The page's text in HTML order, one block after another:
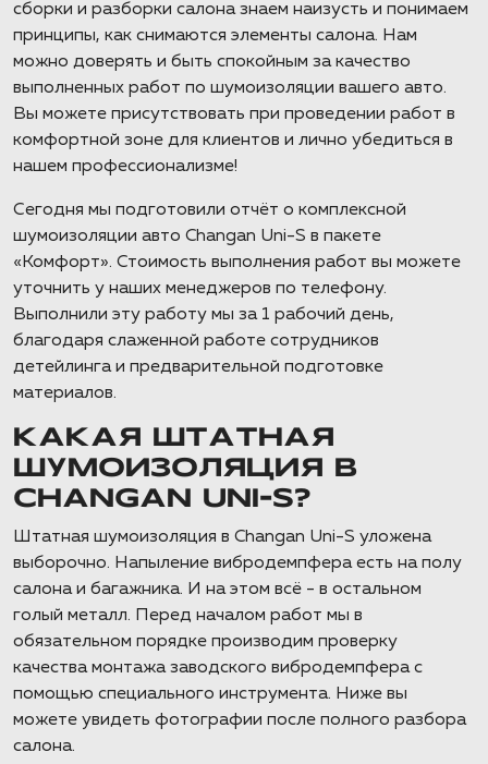
сборки и разборки салона знаем наизусть и понимаем
принципы, как снимаются элементы салона. Нам
можно доверять и быть спокойным за качество
выполненных работ по шумоизоляции вашего авто.
Вы можете присутствовать при проведении работ в
комфортной зоне для клиентов и лично убедиться в
нашем профессионализме!
Сегодня мы подготовили отчёт о комплексной
шумоизоляции авто Changan Uni-S в пакете
«Комфорт». Стоимость выполнения работ вы можете
уточнить у наших менеджеров по телефону.
Выполнили эту работу мы за 1 рабочий день,
благодаря слаженной работе сотрудников
детейлинга и предварительной подготовке
материалов.
КАКАЯ ШТАТНАЯ
ШУМОИЗОЛЯЦИЯ В
CHANGAN UNI-S?
Штатная шумоизоляция в Changan Uni-S уложена
выборочно. Напыление вибродемпфера есть на полу
салона и багажника. И на этом всё - в остальном
голый металл. Перед началом работ мы в
обязательном порядке производим проверку
качества монтажа заводского вибродемпфера с
помощью специального инструмента. Ниже вы
можете увидеть фотографии после полного разбора
салона.